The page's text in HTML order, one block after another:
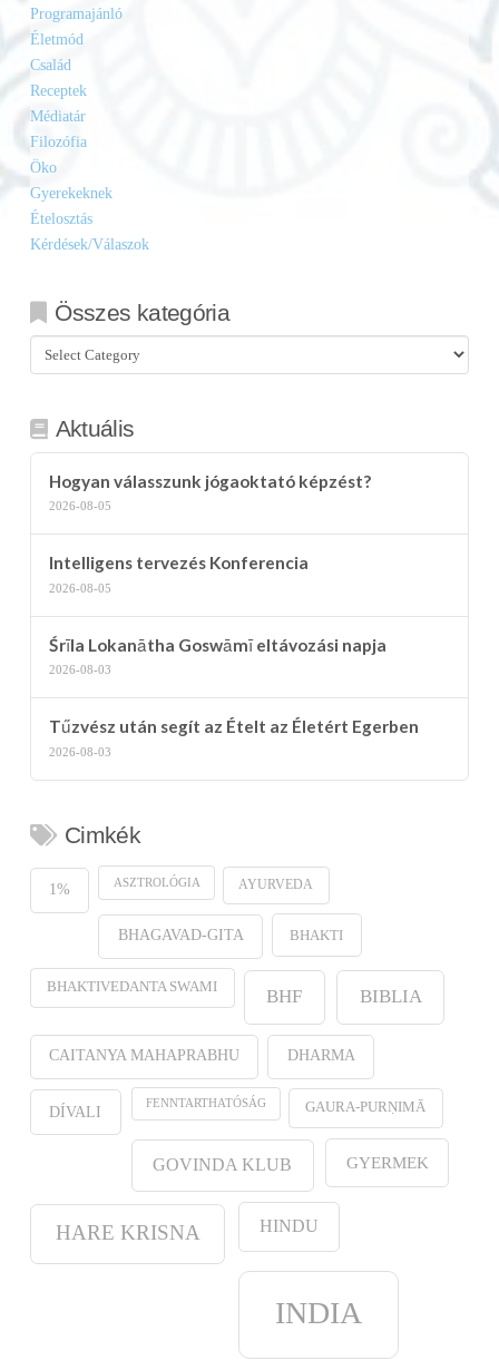
Programajánló
Életmód
Család
Receptek
Médiatár
Filozófia
Öko
Gyerekeknek
Ételosztás
Kérdések/Válaszok
Összes kategória
Összes
kategória
Aktuális
Hogyan válasszunk jógaoktató képzést?
2026-08-05
Intelligens tervezés Konferencia
2026-08-05
Śrīla Lokanātha Goswāmī eltávozási napja
2026-08-03
Tűzvész után segít az Ételt az Életért Egerben
2026-08-03
Cimkék
1% ASZTROLÓGIA AYURVEDA
BHAGAVAD-GITA BHAKTI
BHAKTIVEDANTA SWAMI BHF BIBLIA
CAITANYA MAHAPRABHU DHARMA
DÍVALI FENNTARTHATÓSÁG GAURA-PURṆIMĀ
GOVINDA KLUB GYERMEK
HARE KRISNA HINDU
INDIA